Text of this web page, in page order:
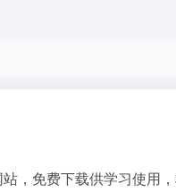
，免费下载供学习使用